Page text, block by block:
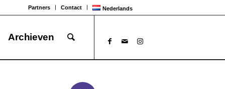
Partners Contact Nederlands
Archieven